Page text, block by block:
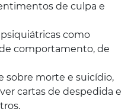
de culpa e
como
comportamento, de
sobre morte e suicídio,
cartas de despedida e